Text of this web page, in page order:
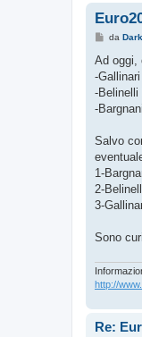
M
s
a
g
i
da
Ad oggi,
-
-Belinelli
-
Salvo
1-
2-
3-
Sono
http://
Re: